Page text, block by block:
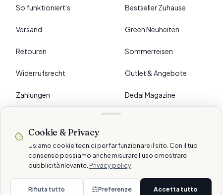
So funktioniert's
Versand
Retouren
Widerrufsrecht
Zahlungen
Bestseller Zuhause
Green Neuheiten
Sommerreisen
Outlet & Angebote
Dedal Magazine
›EINSTELLUNGEN
Sichere Zahlungen
DatenschutzCookieAGBDisclaimer
Cookie & Privacy
Usiamo cookie tecnici per far funzionare il sito. Con il tuo
consenso possiamo anche misurare l'uso e mostrare
pubblicità rilevante. Privacy policy
Rifiuta tutto Preferenze Accetta tutto